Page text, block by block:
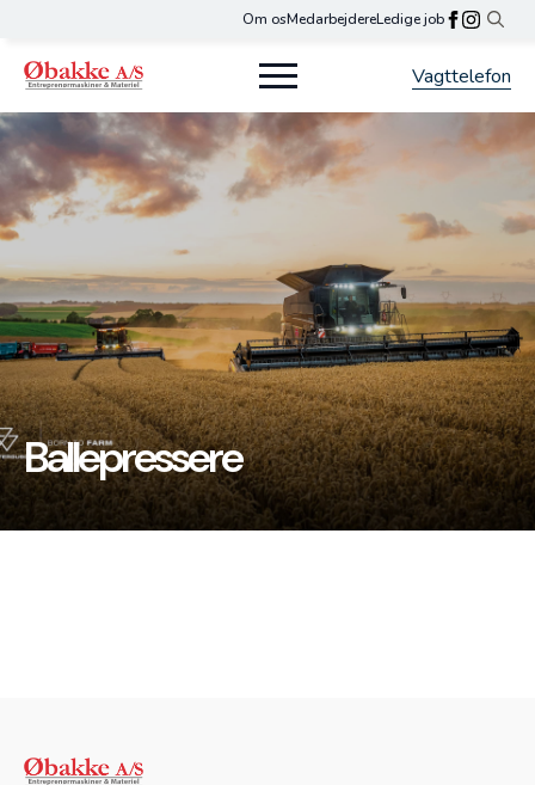
Om osMedarbejdereLedige job
for:
Vagttelefon
Ballepressere